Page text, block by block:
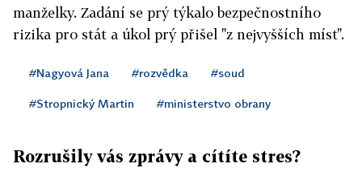
manželky. Zadání se prý týkalo bezpečnostního
rizika pro stát a úkol prý přišel "z nejvyšších míst".
#Nagyová Jana #rozvědka #soud
#Stropnický Martin #ministerstvo obrany
Rozrušily vás zprávy a cítíte stres?